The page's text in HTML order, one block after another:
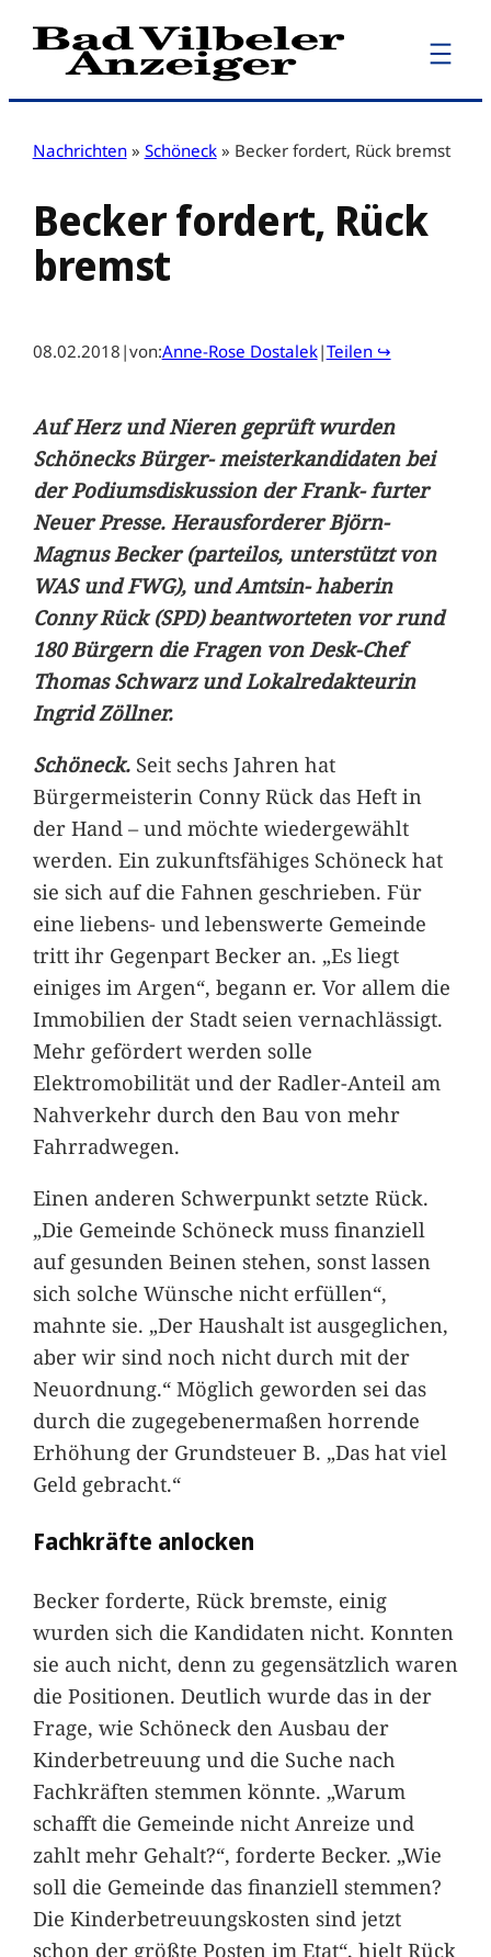
Zum
Inhalt
Nachrichten » Schöneck » Becker fordert, Rück bremst
Becker fordert, Rück
bremst
08.02.2018 |von:Anne-Rose Dostalek|Teilen ↪
Auf Herz und Nieren geprüft wurden
Schönecks Bürger- meisterkandidaten bei
der Podiumsdiskussion der Frank- furter
Neuer Presse. Herausforderer Björn-
Magnus Becker (parteilos, unterstützt von
WAS und FWG), und Amtsin- haberin
Conny Rück (SPD) beantworteten vor rund
180 Bürgern die Fragen von Desk-Chef
Thomas Schwarz und Lokalredakteurin
Ingrid Zöllner.
Schöneck.Seit sechs Jahren hat
Bürgermeisterin Conny Rück das Heft in
der Hand – und möchte wiedergewählt
werden. Ein zukunftsfähiges Schöneck hat
sie sich auf die Fahnen geschrieben. Für
eine liebens- und lebenswerte Gemeinde
tritt ihr Gegenpart Becker an. „Es liegt
einiges im Argen“, begann er. Vor allem die
Immobilien der Stadt seien vernachlässigt.
Mehr gefördert werden solle
Elektromobilität und der Radler-Anteil am
Nahverkehr durch den Bau von mehr
Fahrradwegen.
Einen anderen Schwerpunkt setzte Rück.
„Die Gemeinde Schöneck muss finanziell
auf gesunden Beinen stehen, sonst lassen
sich solche Wünsche nicht erfüllen“,
mahnte sie. „Der Haushalt ist ausgeglichen,
aber wir sind noch nicht durch mit der
Neuordnung.“ Möglich geworden sei das
durch die zugegebenermaßen horrende
Erhöhung der Grundsteuer B. „Das hat viel
Geld gebracht.“
Fachkräfte anlocken
Becker forderte, Rück bremste, einig
wurden sich die Kandidaten nicht. Konnten
sie auch nicht, denn zu gegensätzlich waren
die Positionen. Deutlich wurde das in der
Frage, wie Schöneck den Ausbau der
Kinderbetreuung und die Suche nach
Fachkräften stemmen könnte. „Warum
schafft die Gemeinde nicht Anreize und
zahlt mehr Gehalt?“, forderte Becker. „Wie
soll die Gemeinde das finanziell stemmen?
Die Kinderbetreuungskosten sind jetzt
schon der größte Posten im Etat“, hielt Rück